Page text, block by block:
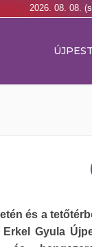
2026. 08. 08.
és a
Gyula